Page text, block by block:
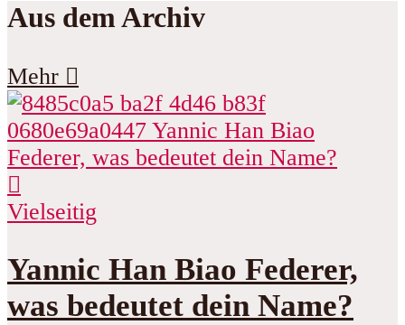
Aus dem Archiv
Mehr
Vielseitig
Yannic Han Biao Federer,
was bedeutet dein Name?